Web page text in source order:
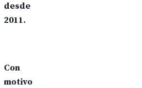
desde
2011.
Con
motivo